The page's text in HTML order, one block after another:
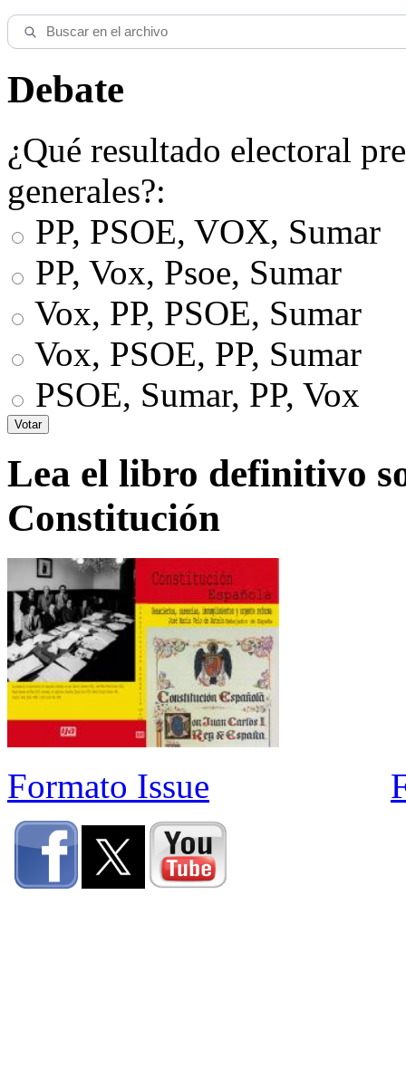
Debate
¿Qué resultado electoral
generales?:
PP, PSOE, VOX, Sumar
PP, Vox, Psoe, Sumar
Vox, PP, PSOE, Sumar
Vox, PSOE, PP, Sumar
PSOE, Sumar, PP, Vox
Lea el libro definitivo
Constitución
Formato Issue